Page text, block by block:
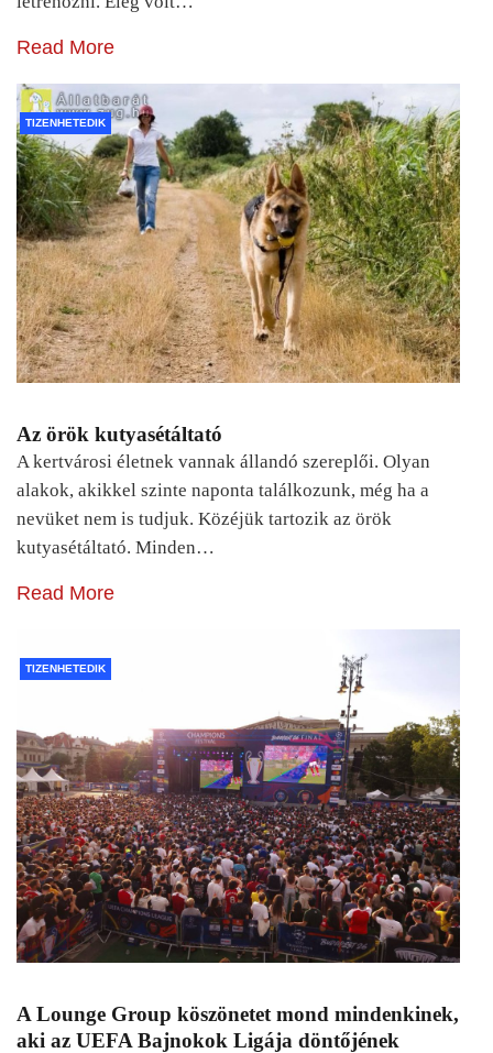
Read More
TIZENHETEDIK
Az örök kutyasétáltató
A kertvárosi életnek vannak állandó szereplői. Olyan
alakok, akikkel szinte naponta találkozunk, még ha a
nevüket nem is tudjuk. Közéjük tartozik az örök
kutyasétáltató. Minden…
Read More
TIZENHETEDIK
A Lounge Group köszönetet mond mindenkinek,
aki az UEFA Bajnokok Ligája döntőjének